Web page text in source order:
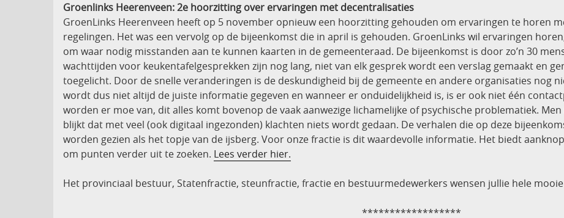
Groenlinks Heerenveen: 2e hoorzitting over ervaringen met decentralisaties
GroenLinks Heerenveen heeft op 5 november opnieuw een hoorzitting gehouden om ervaringen te horen
regelingen. Het was een vervolg op de bijeenkomst die in april is gehouden. GroenLinks wil ervaringen
om waar nodig misstanden aan te kunnen kaarten in de gemeenteraad. De bijeenkomst is door zo’n 30
wachttijden voor keukentafelgesprekken zijn nog lang, niet van elk gesprek wordt een verslag gemaakt en
toegelicht. Door de snelle veranderingen is de deskundigheid bij de gemeente en andere organisaties nog
wordt dus niet altijd de juiste informatie gegeven en wanneer er onduidelijkheid is, is er ook niet één
worden er moe van, dit alles komt bovenop de vaak aanwezige lichamelijke of psychische problematiek.
blijkt dat met veel (ook digitaal ingezonden) klachten niets wordt gedaan. De verhalen die op deze
worden gezien als het topje van de ijsberg. Voor onze fractie is dit waardevolle informatie. Het biedt
om punten verder uit te zoeken. Lees verder hier.
Het provinciaal bestuur, Statenfractie, steunfractie, fractie en bestuurmedewerkers wensen jullie hele
******************